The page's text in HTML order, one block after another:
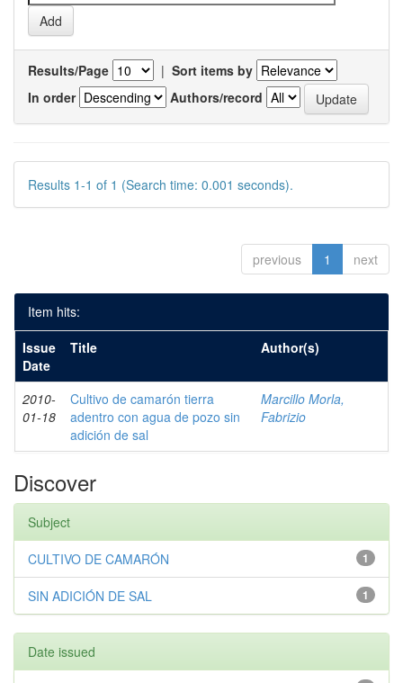
Results/Page | Sort items by
In order
Authors/record
Results 1-1 of 1 (Search time: 0.001 seconds).
previous 1 next
Item hits:
Issue
Date
Title Author(s)
2010-
01-18
Cultivo de camarón tierra
adentro con agua de pozo sin
adición de sal
Marcillo Morla,
Fabrizio
Discover
Subject
1
CULTIVO DE CAMARÓN
1
SIN ADICIÓN DE SAL
Date issued